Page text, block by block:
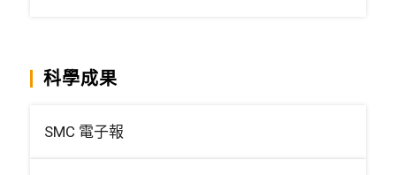
科學成果
SMC 電子報